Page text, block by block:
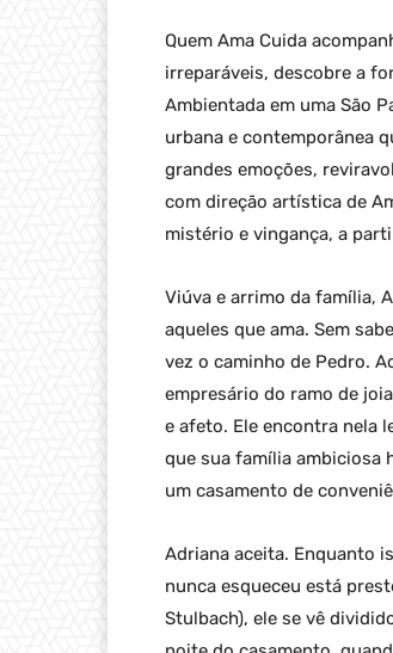
Quem Ama Cuida
irreparáveis, descobre a
Ambientada em uma São
urbana e contemporânea
grandes emoções,
com direção artística de
mistério e vingança, a
Viúva e arrimo da família,
aqueles que ama. Sem
vez o caminho de Pedro.
empresário do ramo de
e afeto. Ele encontra nela
que sua família ambiciosa
um casamento de
Adriana aceita. Enquanto
nunca esqueceu está
Stulbach), ele se vê